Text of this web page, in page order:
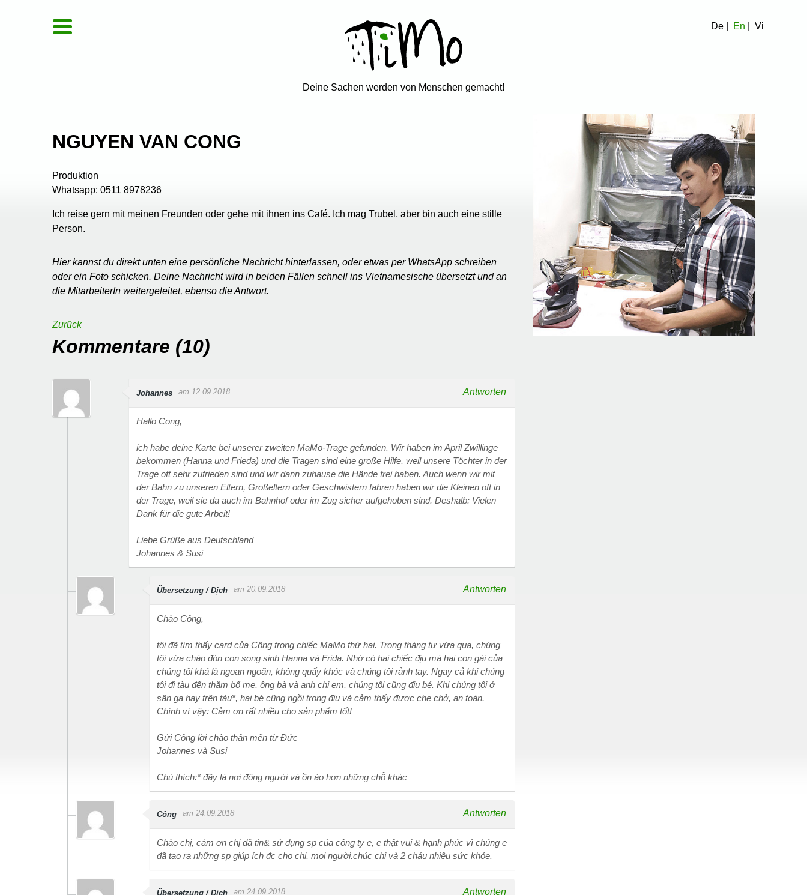
Deine Sachen werden von Menschen gemacht!
De En Vi
NGUYEN VAN CONG
Produktion
Whatsapp: 0511 8978236
Ich reise gern mit meinen Freunden oder gehe mit ihnen ins Café. Ich mag Trubel, aber bin auch eine stille
Person.
Hier kannst du direkt unten eine persönliche Nachricht hinterlassen, oder etwas per WhatsApp schreiben
oder ein Foto schicken. Deine Nachricht wird in beiden Fällen schnell ins Vietnamesische übersetzt und an
die MitarbeiterIn weitergeleitet, ebenso die Antwort.
Zurück
Kommentare (10)
Johannes am 12.09.2018 Antworten
Hallo Cong,
ich habe deine Karte bei unserer zweiten MaMo-Trage gefunden. Wir haben im April Zwillinge
bekommen (Hanna und Frieda) und die Tragen sind eine große Hilfe, weil unsere Töchter in der
Trage oft sehr zufrieden sind und wir dann zuhause die Hände frei haben. Auch wenn wir mit
der Bahn zu unseren Eltern, Großeltern oder Geschwistern fahren haben wir die Kleinen oft in
der Trage, weil sie da auch im Bahnhof oder im Zug sicher aufgehoben sind. Deshalb: Vielen
Dank für die gute Arbeit!
Liebe Grüße aus Deutschland
Johannes & Susi
Übersetzung / Dịch am 20.09.2018 Antworten
Chào Công,
tôi đã tìm thấy card của Công trong chiếc MaMo thứ hai. Trong tháng tư vừa qua, chúng
tôi vừa chào đón con song sinh Hanna và Frida. Nhờ có hai chiếc địu mà hai con gái của
chúng tôi khá là ngoan ngoãn, không quấy khóc và chúng tôi rảnh tay. Ngay cả khi chúng
tôi đi tàu đến thăm bố mẹ, ông bà và anh chị em, chúng tôi cũng địu bé. Khi chúng tôi ở
sân ga hay trên tàu*, hai bé cũng ngồi trong địu và cảm thấy được che chở, an toàn.
Chính vì vậy: Cảm ơn rất nhiều cho sản phẩm tốt!
Gửi Công lời chào thân mến từ Đức
Johannes và Susi
Chú thích:* đây là nơi đông người và ồn ào hơn những chỗ khác
Công am 24.09.2018 Antworten
Chào chị, cảm ơn chị đã tin& sử dụng sp của công ty e, e thật vui & hạnh phúc vì chúng e
đã tạo ra những sp giúp ích đc cho chị, mọi người.chúc chị và 2 cháu nhiêu sức khỏe.
Übersetzung / Dịch am 24.09.2018 Antworten